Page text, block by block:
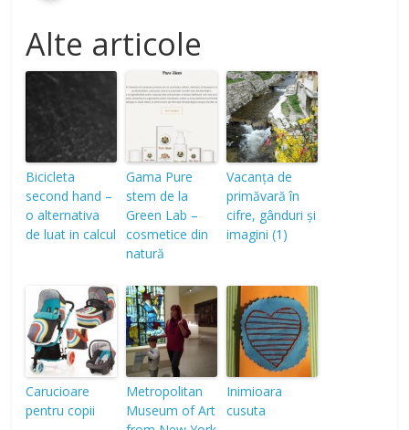
Alte articole
Bicicleta
second hand –
o alternativa
de luat in calcul
Gama Pure
stem de la
Green Lab –
cosmetice din
natură
Vacanța de
primăvară în
cifre, gânduri și
imagini (1)
Carucioare
pentru copii
Metropolitan
Museum of Art
Inimioara
cusuta